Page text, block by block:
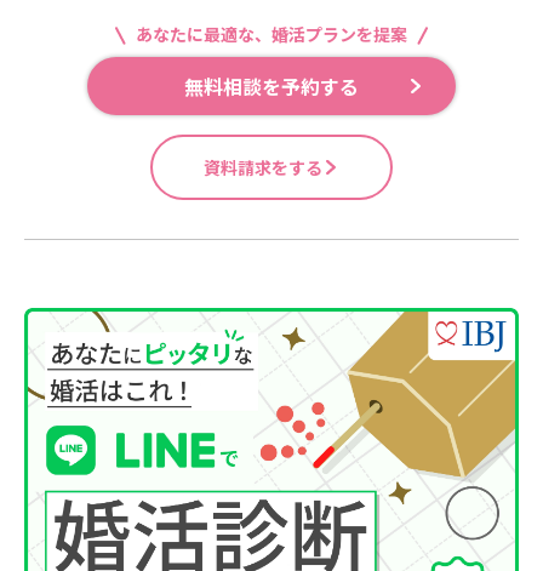
あなたに最適な、婚活プランを提案
無料相談を予約する
資料請求をする